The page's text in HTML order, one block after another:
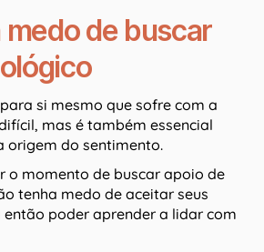
medo de buscar
si mesmo que sofre com a
mas é também essencial
origem do sentimento.
o momento de buscar apoio de
tenha medo de aceitar seus
poder aprender a lidar com